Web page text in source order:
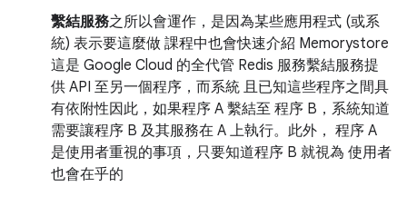
繫結服務之所以會運作，是因為某些應用程式 (或系
統) 表示要這麼做 課程中也會快速介紹 Memorystore
這是 Google Cloud 的全代管 Redis 服務繫結服務提
供 API 至另一個程序，而系統 且已知這些程序之間具
有依附性因此，如果程序 A 繫結至 程序 B，系統知道
需要讓程序 B 及其服務在 A 上執行。此外， 程序 A
是使用者重視的事項，只要知道程序 B 就視為 使用者
也會在乎的